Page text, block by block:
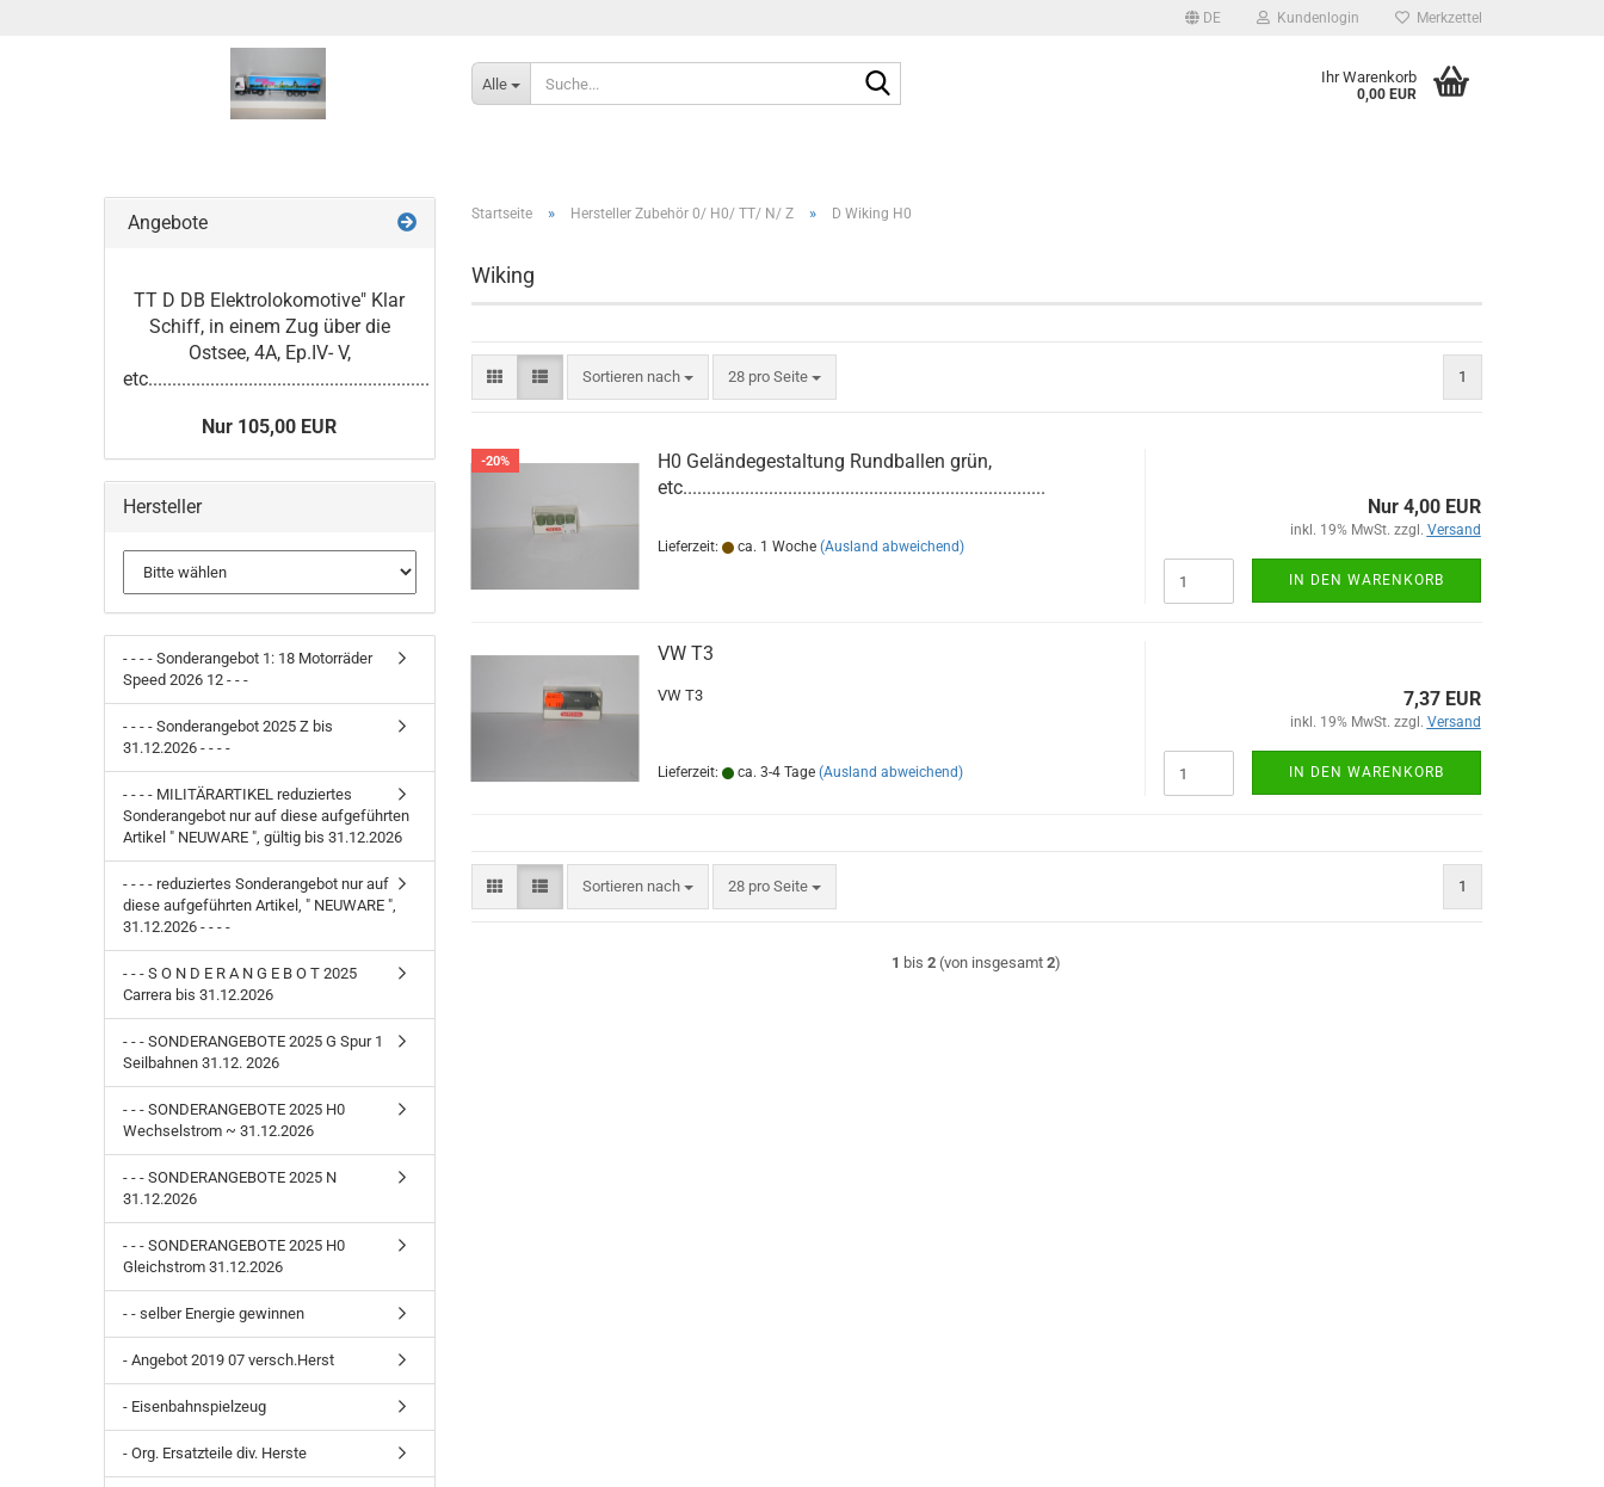
DE Kundenlogin Merkzettel
Alle Ihr Warenkorb
0,00 EUR
Startseite » Hersteller Zubehör 0/ H0/ TT/ N/ Z » D Wiking H0
Wiking
Sortieren nach
Sortieren nach 28 pro Seite
pro Seite 1
-20%
H0 Geländegestaltung Rundballen grün,
etc............................................................................
Lieferzeit: ca. 1 Woche (Ausland abweichend)
Nur 4,00 EUR
inkl. 19% MwSt. zzgl. Versand
IN DEN WARENKORB
VW T3
VW T3
Lieferzeit: ca. 3-4 Tage (Ausland abweichend)
7,37 EUR
inkl. 19% MwSt. zzgl. Versand
IN DEN WARENKORB
Sortieren nach
Sortieren nach 28 pro Seite
pro Seite 1
1 bis2 (von insgesamt2)
Angebote
TT D DB Elektrolokomotive" Klar
Schiff, in einem Zug über die
Ostsee, 4A, Ep.IV- V,
etc...........................................................
Nur 105,00 EUR
Hersteller
- - - - Sonderangebot 1: 18 Motorräder
Speed 2026 12 - - -
- - - - Sonderangebot 2025 Z bis
31.12.2026 - - - -
- - - - MILITÄRARTIKEL reduziertes
Sonderangebot nur auf diese aufgeführten
Artikel " NEUWARE ", gültig bis 31.12.2026
- - - - reduziertes Sonderangebot nur auf
diese aufgeführten Artikel, " NEUWARE ",
31.12.2026 - - - -
- - - S O N D E R A N G E B O T 2025
Carrera bis 31.12.2026
- - - SONDERANGEBOTE 2025 G Spur 1
Seilbahnen 31.12. 2026
- - - SONDERANGEBOTE 2025 H0
Wechselstrom ~ 31.12.2026
- - - SONDERANGEBOTE 2025 N
31.12.2026
- - - SONDERANGEBOTE 2025 H0
Gleichstrom 31.12.2026
- - selber Energie gewinnen
- Angebot 2019 07 versch.Herst
- Eisenbahnspielzeug
- Org. Ersatzteile div. Herste